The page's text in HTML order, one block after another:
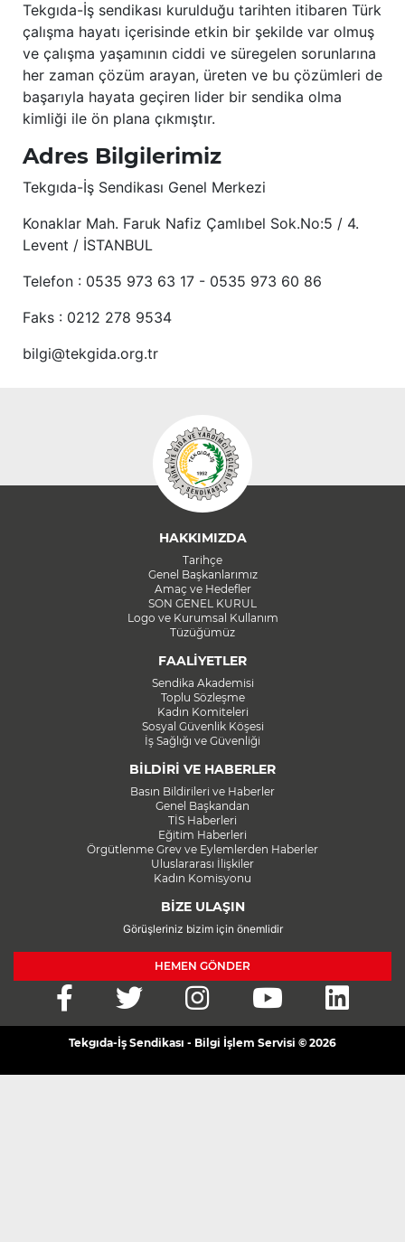
Tekgıda-İş sendikası kurulduğu tarihten itibaren Türk
çalışma hayatı içerisinde etkin bir şekilde var olmuş
ve çalışma yaşamının ciddi ve süregelen sorunlarına
her zaman çözüm arayan, üreten ve bu çözümleri de
başarıyla hayata geçiren lider bir sendika olma
kimliği ile ön plana çıkmıştır.
Adres Bilgilerimiz
Tekgıda-İş Sendikası Genel Merkezi
Konaklar Mah. Faruk Nafiz Çamlıbel Sok.No:5 / 4.
Levent / İSTANBUL
Telefon : 0535 973 63 17 - 0535 973 60 86
Faks : 0212 278 9534
bilgi@tekgida.org.tr
HAKKIMIZDA
Tarihçe
Genel Başkanlarımız
Amaç ve Hedefler
SON GENEL KURUL
Logo ve Kurumsal Kullanım
Tüzüğümüz
FAALİYETLER
Sendika Akademisi
Toplu Sözleşme
Kadın Komiteleri
Sosyal Güvenlik Köşesi
İş Sağlığı ve Güvenliği
BİLDİRİ VE HABERLER
Basın Bildirileri ve Haberler
Genel Başkandan
TİS Haberleri
Eğitim Haberleri
Örgütlenme Grev ve Eylemlerden Haberler
Uluslararası İlişkiler
Kadın Komisyonu
BİZE ULAŞIN
Görüşleriniz bizim için önemlidir
HEMEN GÖNDER
Tekgıda-İş Sendikası - Bilgi İşlem Servisi © 2026